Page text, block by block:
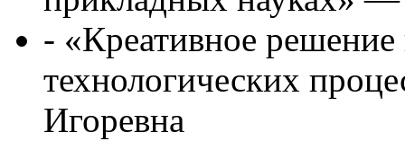
- «Креативное
технологических
Игоревна